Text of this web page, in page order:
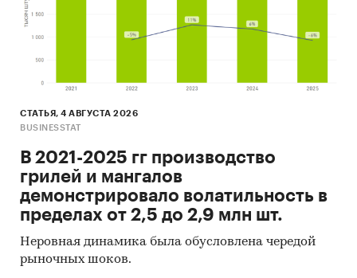
иностранных языков –
негосударственных
общеобразовательных
организациях, месяц –20
441руб./месяц.
Экспертами прогнозируется
СТАТЬЯ, 4 АВГУСТА 2026
BUSINESSTAT
В 2021-2025 гг производство
грилей и мангалов
демонстрировало волатильность в
пределах от 2,5 до 2,9 млн шт.
Неровная динамика была обусловлена чередой
рыночных шоков.